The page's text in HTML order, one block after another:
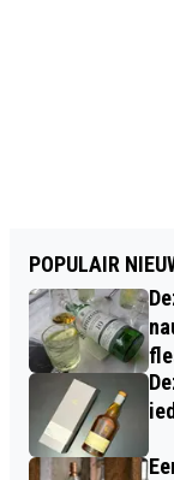
POPULAIR